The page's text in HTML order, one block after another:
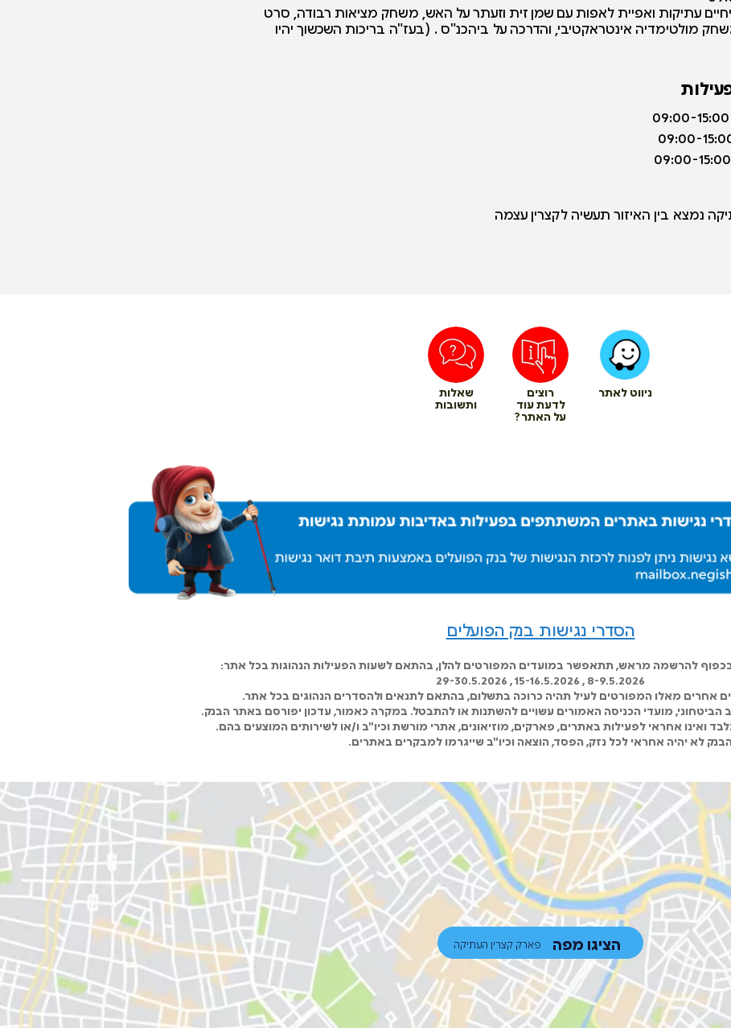
עתיקות ואפיית לאפות עם שמן זית וזעתר על האש, משחק מציאות רבודה, סרט
מולטימדיה אינטראקטיבי, והדרכה על ביהכנ"ס . (בעז"ה בריכות השכשוך יהיו
נמצא בין האיזור תעשיה לקצרין עצמה
ניווט לאתר רוצים
לדעת עוד
על האתר?
שאלות
ותשובות
הסדרי נגישות בנק הפועלים
להרשמה מראש, תתאפשר במועדים המפורטים להלן, בהתאם לשעות הפעילות הנהוגות בכל אתר:
8-9.5.2026 , 15-16.5.2026 , 29-30.5.2026
אחרים מאלו המפורטים לעיל תהיה כרוכה בתשלום, בהתאם לתנאים ולהסדרים הנהוגים בכל אתר.
הביטחוני, מועדי הכניסה האמורים עשויים להשתנות או להתבטל. במקרה כאמור, עדכון יפורסם באתר הבנק.
ואינו אחראי לפעילות באתרים, פארקים, מוזיאונים, אתרי מורשת וכיו"ב ו/או לשירותים המוצעים בהם.
לא יהיה אחראי לכל נזק, הפסד, הוצאה וכיו"ב שייגרמו למבקרים באתרים.
הציגו מפה פארק קצרין העתיקה